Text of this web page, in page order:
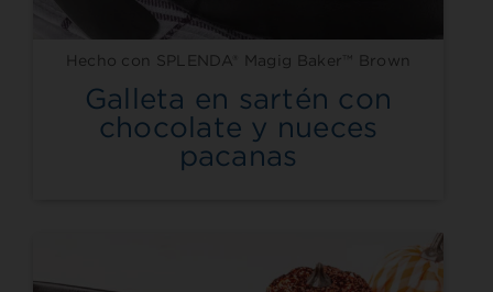
Hecho con SPLENDA® Magig Baker™ Brown
Galleta en sartén con
chocolate y nueces
pacanas